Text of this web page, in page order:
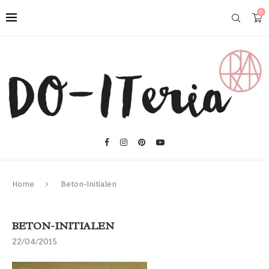
0
Home Beton-Initialen
BETON-INITIALEN
22/04/2015